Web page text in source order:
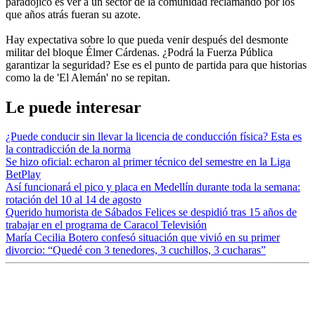
que años atrás fueran su azote.
Hay expectativa sobre lo que pueda venir después del desmonte
militar del bloque Élmer Cárdenas. ¿Podrá la Fuerza Pública
garantizar la seguridad? Ese es el punto de partida para que historias
como la de 'El Alemán' no se repitan.
Le puede interesar
¿Puede conducir sin llevar la licencia de conducción física? Esta es
la contradicción de la norma
Se hizo oficial: echaron al primer técnico del semestre en la Liga
BetPlay
Así funcionará el pico y placa en Medellín durante toda la semana:
rotación del 10 al 14 de agosto
Querido humorista de Sábados Felices se despidió tras 15 años de
trabajar en el programa de Caracol Televisión
María Cecilia Botero confesó situación que vivió en su primer
divorcio: “Quedé con 3 tenedores, 3 cuchillos, 3 cucharas”